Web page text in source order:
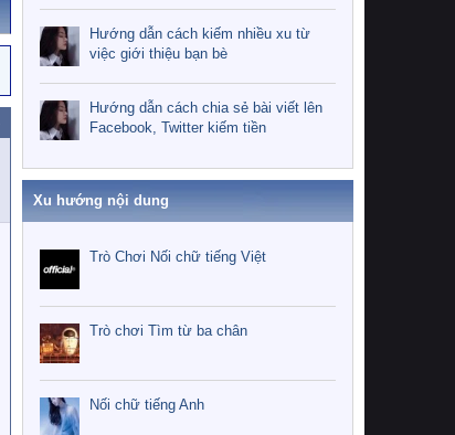
Hướng dẫn cách kiếm nhiều xu từ
việc giới thiệu bạn bè
Hướng dẫn cách chia sẻ bài viết lên
Facebook, Twitter kiếm tiền
Xu hướng nội dung
Trò Chơi Nối chữ tiếng Việt
Trò chơi Tìm từ ba chân
Nối chữ tiếng Anh